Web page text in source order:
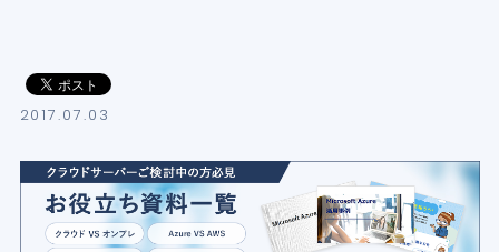
ブログ
イベント・セミナー
2017.07.03